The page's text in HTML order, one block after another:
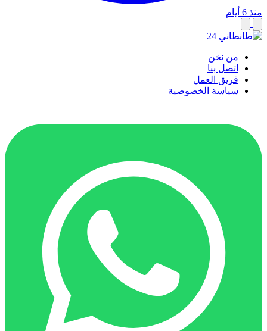
منذ 6 أيام
من نخن
اتصل بنا
فريق العمل
سياسة الخصوصية